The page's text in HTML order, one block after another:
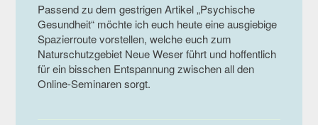
Passend zu dem gestrigen Artikel „Psychische
Gesundheit“ möchte ich euch heute eine ausgiebige
Spazierroute vorstellen, welche euch zum
Naturschutzgebiet Neue Weser führt und hoffentlich
für ein bisschen Entspannung zwischen all den
Online-Seminaren sorgt.